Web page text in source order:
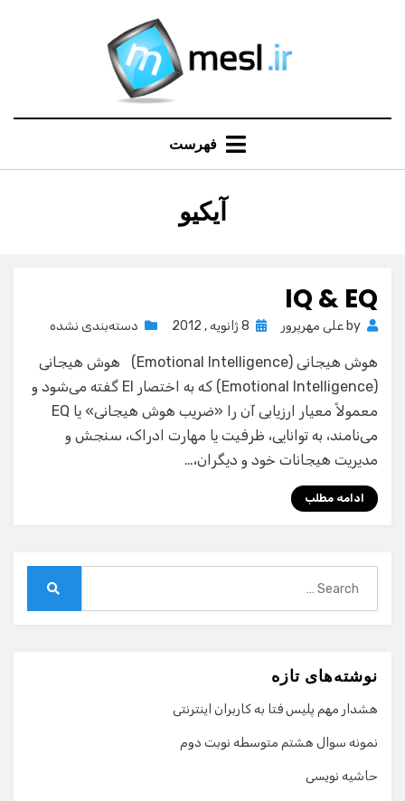
فهرست
برچسب
:
آیکیو
IQ & EQ
by علی مهرپرور
Posted
8 ژانویه , 2012 دسته‌بندی نشده
هوش هیجانی (Emotional Intelligence) هوش هیجانی
(Emotional Intelligence) که به اختصار EI گفته می‌شود و
معمولاً معیار ارزیابی آن را «ضریب هوش هیجانی» یا EQ
می‌نامند، به توانایی، ظرفیت یا مهارت ادراک، سنجش و
مدیریت هیجانات خود و دیگران،…
ادامه مطلب
نوشته‌های تازه
هشدار مهم پلیس فتا به کاربران اینترنتی
نمونه سوال هشتم متوسطه نوبت دوم
حاشیه نویسی